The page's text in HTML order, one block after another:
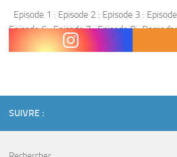
Episode 1 : Episode 2 : Episode 3 :
Episode 6 : Episode 7 : Episode 8 :
show live , présenté...
SUIVRE :